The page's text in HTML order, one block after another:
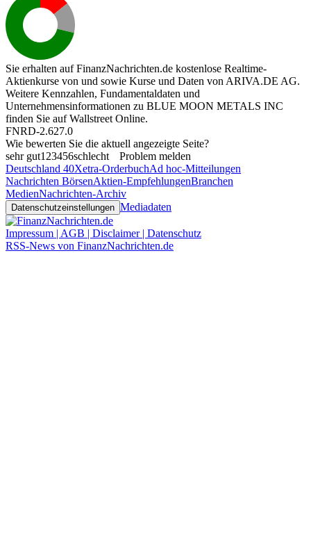
Sie erhalten auf FinanzNachrichten.de kostenlose Realtime-
Aktienkurse von und sowie Kurse und Daten von ARIVA.DE AG.
Weitere Kennzahlen, Fundamentaldaten und
Unternehmensinformationen zu BLUE MOON METALS INC
finden Sie aufWallstreet Online.
FNRD-2.627.0
Wie bewerten Sie die aktuell angezeigte Seite?
sehr gut1 23456schlecht
Problem melden
Deutschland 40Xetra-OrderbuchAd hoc-Mitteilungen
Nachrichten BörsenAktien-EmpfehlungenBranchen
MedienNachrichten-Archiv
Datenschutzeinstellungen Mediadaten
Impressum | AGB | Disclaimer | Datenschutz
RSS-News von FinanzNachrichten.de